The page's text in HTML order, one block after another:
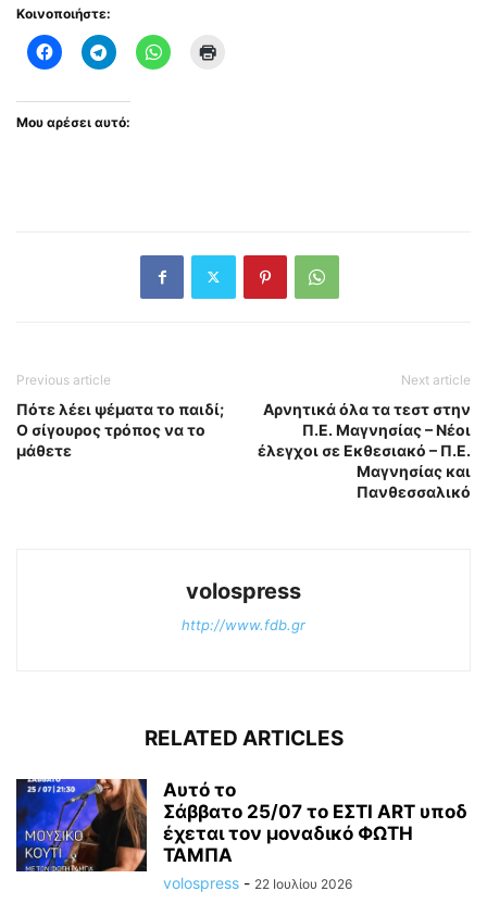
Κοινοποιήστε:
Μου αρέσει αυτό:
Previous article
Πότε λέει ψέματα το παιδί;
Ο σίγουρος τρόπος να το
μάθετε
Next article
Αρνητικά όλα τα τεστ στην
Π.Ε. Μαγνησίας – Νέοι
έλεγχοι σε Εκθεσιακό – Π.Ε.
Μαγνησίας και
Πανθεσσαλικό
volospress
http://www.fdb.gr
RELATED ARTICLES
Αυτό το
Σάββατο 25/07 το ΕΣΤΙ ART υποδ
έχεται τον μοναδικό ΦΩΤΗ
ΤΑΜΠΑ
volospress - 22 Ιουλίου 2026